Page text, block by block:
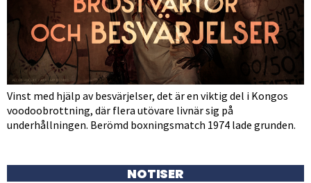
Vinst med hjälp av besvärjelser, det är en viktig del i Kongos
voodoobrottning, där flera utövare livnär sig på
underhållningen. Berömd boxningsmatch 1974 lade grunden.
NOTISER